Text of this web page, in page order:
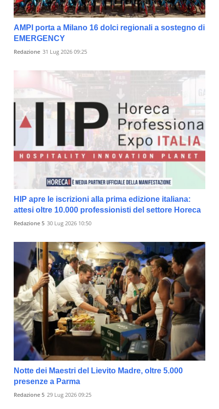
AMPI porta a Milano 16 dolci regionali a sostegno di
EMERGENCY
Redazione 31 Lug 2026 09:25
HIP apre le iscrizioni alla prima edizione italiana:
attesi oltre 10.000 professionisti del settore Horeca
Redazione 5 30 Lug 2026 10:50
Notte dei Maestri del Lievito Madre, oltre 5.000
presenze a Parma
Redazione 5 29 Lug 2026 09:25